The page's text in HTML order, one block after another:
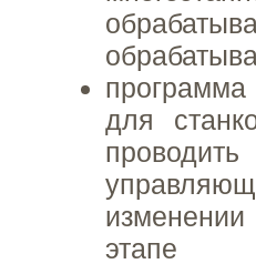
для
этапе